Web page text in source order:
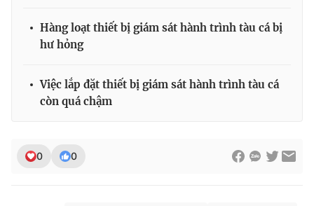
Email:toasoan@vtv.vn
Liên hệ quảng cáo:
Hàng loạt thiết bị giám sát hành trình tàu cá bị
hư hỏng
Việc lắp đặt thiết bị giám sát hành trình tàu cá
còn quá chậm
0 0